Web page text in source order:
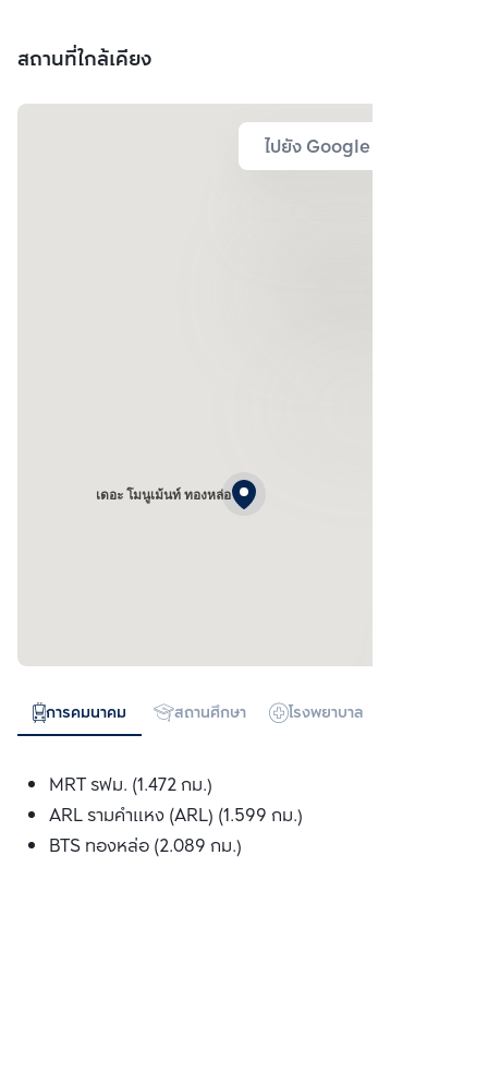
สถานที่ใกล้เคียง
ไปยัง Google Map
เดอะ โมนูเม้นท์ ทองหล่อ
การคมนาคม สถานศึกษา โรงพยาบาล
MRT รฟม. (1.472 กม.)
ARL รามคำแหง (ARL) (1.599 กม.)
BTS ทองหล่อ (2.089 กม.)